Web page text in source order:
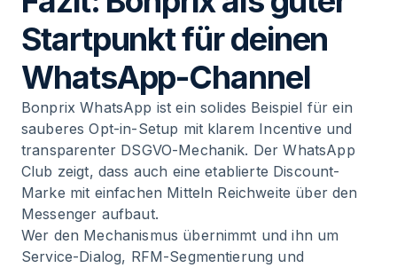
Startpunkt für deinen
WhatsApp-Channel
Bonprix WhatsApp ist ein solides Beispiel für ein
sauberes Opt-in-Setup mit klarem Incentive und
transparenter DSGVO-Mechanik. Der WhatsApp
Club zeigt, dass auch eine etablierte Discount-
Marke mit einfachen Mitteln Reichweite über den
Messenger aufbaut.
Wer den Mechanismus übernimmt und ihn um
Service-Dialog, RFM-Segmentierung und